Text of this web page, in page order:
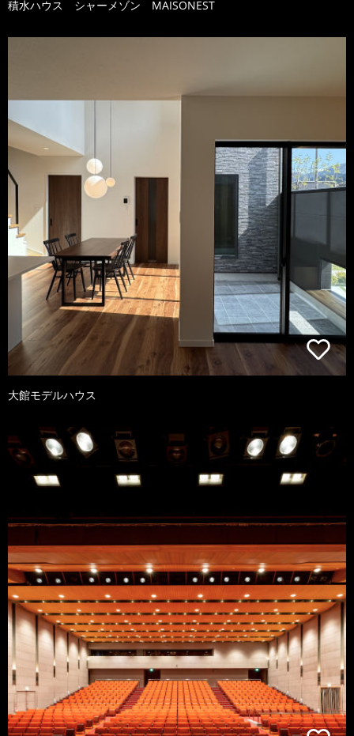
積水ハウス シャーメゾン MAISONEST
大館モデルハウス